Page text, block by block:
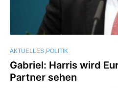
AKTUELLES POLITIK
Gabriel: Harris wird
Partner sehen